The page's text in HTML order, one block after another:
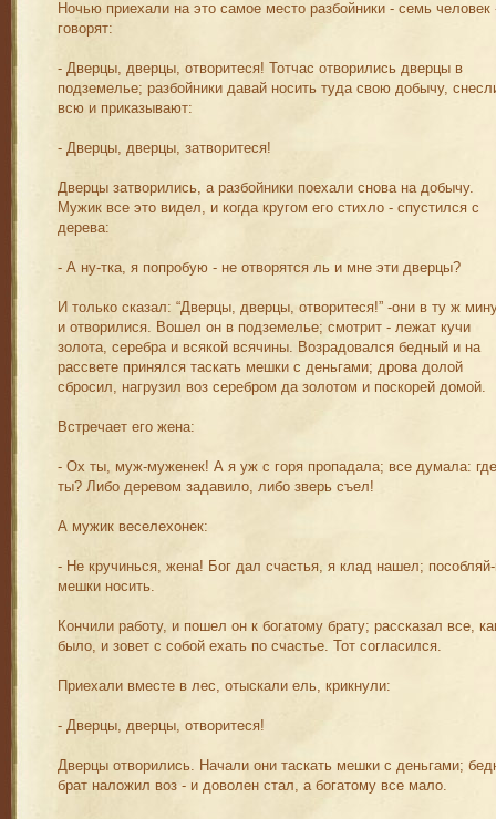
Ночью приехали на это самое место разбойники - семь человек
говорят:
- Дверцы, дверцы, отворитеся! Тотчас отворились дверцы в
подземелье; разбойники давай носить туда свою добычу,
всю и приказывают:
- Дверцы, дверцы, затворитеся!
Дверцы затворились, а разбойники поехали снова на добычу.
Мужик все это видел, и когда кругом его стихло - спустился с
дерева:
- А ну-тка, я попробую - не отворятся ль и мне эти дверцы?
И только сказал: “Дверцы, дверцы, отворитеся!” -они в ту ж
и отворилися. Вошел он в подземелье; смотрит - лежат кучи
золота, серебра и всякой всячины. Возрадовался бедный и на
рассвете принялся таскать мешки с деньгами; дрова долой
сбросил, нагрузил воз серебром да золотом и поскорей домой.
Встречает его жена:
- Ох ты, муж-муженек! А я уж с горя пропадала; все думала: где
ты? Либо деревом задавило, либо зверь съел!
А мужик веселехонек:
- Не кручинься, жена! Бог дал счастья, я клад нашел; пособляй-
мешки носить.
Кончили работу, и пошел он к богатому брату; рассказал все,
было, и зовет с собой ехать по счастье. Тот согласился.
Приехали вместе в лес, отыскали ель, крикнули:
- Дверцы, дверцы, отворитеся!
Дверцы отворились. Начали они таскать мешки с деньгами;
брат наложил воз - и доволен стал, а богатому все мало.